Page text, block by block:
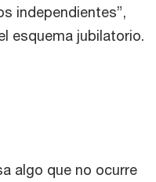
independientes”,
esquema jubilatorio.
algo que no ocurre